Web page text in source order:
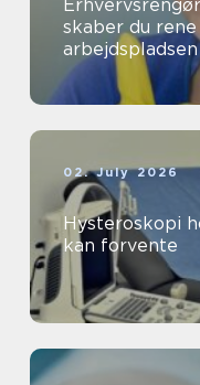
skaber du
arbejdspladsen
02. July 2026
Hysteroskopi
kan forvente